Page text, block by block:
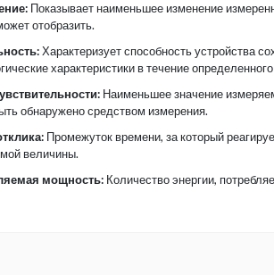
Показывает наименьшее изменение
отобразить.
Характеризует способность устройства
характеристики в течение
Наименьшее значение
обнаружено средством измерения.
Промежуток времени, за который
величины.
мощность: Количество энергии,